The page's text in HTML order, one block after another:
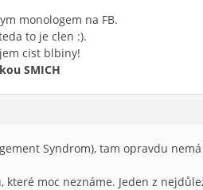
monologem na FB.
to je clen :).
cist blbiny!
SMICH
Syndrom), tam opravdu
které moc neznáme. Jeden z